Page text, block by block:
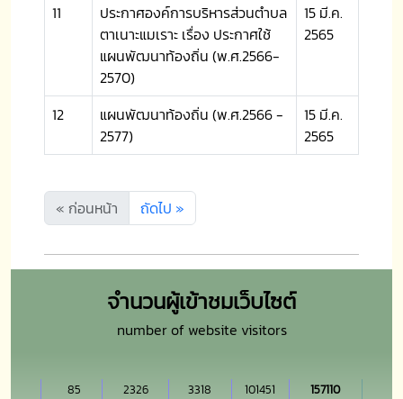
11
ประกาศองค์การบริหารส่วนตำบล
ตาเนาะแมเราะ เรื่อง ประกาศใช้
แผนพัฒนาท้องถิ่น (พ.ศ.2566-
2570)
15 มี.ค.
2565
12
แผนพัฒนาท้องถิ่น (พ.ศ.2566 -
2577)
15 มี.ค.
2565
« ก่อนหน้า ถัดไป »
จำนวนผู้เข้าชมเว็บไซต์
number of website visitors
85 2326 3318 101451 157110